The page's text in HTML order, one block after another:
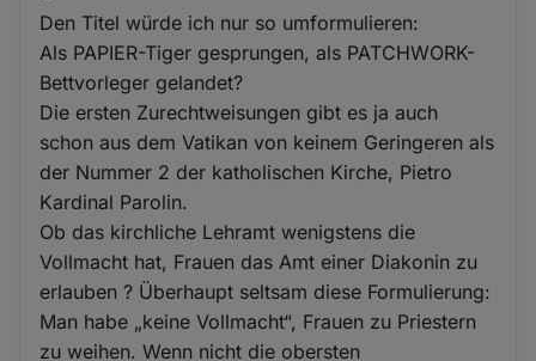
Den Titel würde ich nur so umformulieren:
Als PAPIER-Tiger gesprungen, als PATCHWORK-
Bettvorleger gelandet?
Die ersten Zurechtweisungen gibt es ja auch
schon aus dem Vatikan von keinem Geringeren als
der Nummer 2 der katholischen Kirche, Pietro
Kardinal Parolin.
Ob das kirchliche Lehramt wenigstens die
Vollmacht hat, Frauen das Amt einer Diakonin zu
erlauben ? Überhaupt seltsam diese Formulierung:
Man habe „keine Vollmacht“, Frauen zu Priestern
zu weihen. Wenn nicht die obersten